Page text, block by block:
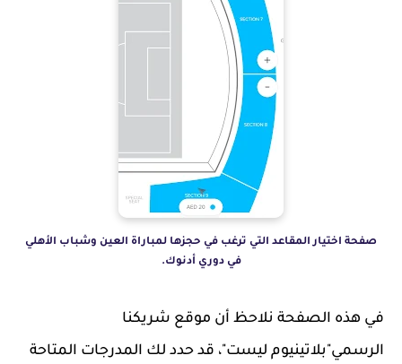
صفحة اختيار المقاعد التي ترغب في حجزها لمباراة العين وشباب الأهلي
في دوري أدنوك.
في هذه الصفحة نلاحظ أن موقع شريكنا
الرسمي"بلاتينيوم ليست"، قد حدد لك المدرجات المتاحة